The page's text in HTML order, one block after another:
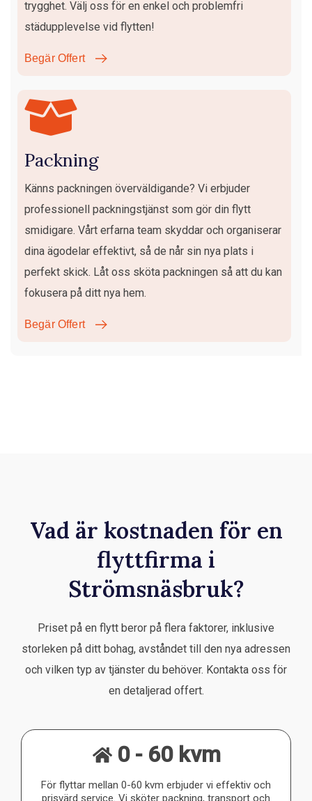
trygghet. Välj oss för en enkel och problemfri
städupplevelse vid flytten!
Begär Offert
Packning
Känns packningen överväldigande? Vi erbjuder
professionell packningstjänst som gör din flytt
smidigare. Vårt erfarna team skyddar och organiserar
dina ägodelar effektivt, så de når sin nya plats i
perfekt skick. Låt oss sköta packningen så att du kan
fokusera på ditt nya hem.
Begär Offert
Vad är kostnaden för en
flyttfirma i
Strömsnäsbruk?
Priset på en flytt beror på flera faktorer, inklusive
storleken på ditt bohag, avståndet till den nya adressen
och vilken typ av tjänster du behöver. Kontakta oss för
en detaljerad offert.
0 - 60 kvm
För flyttar mellan 0-60 kvm erbjuder vi effektiv och
prisvärd service. Vi sköter packning, transport och